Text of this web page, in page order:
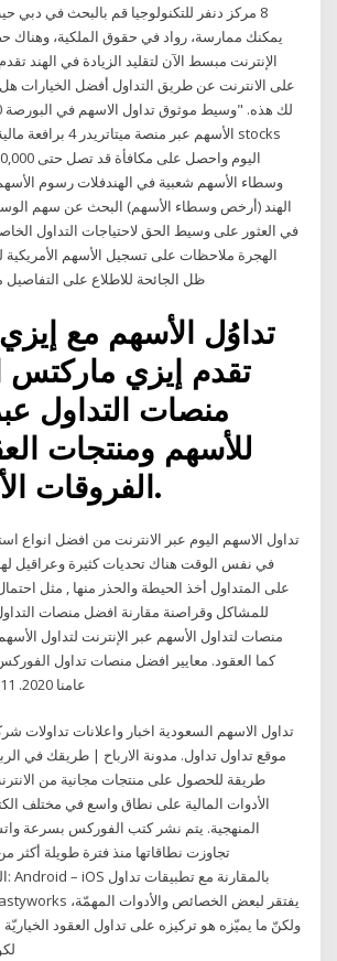
8 مركز دنفر للتكنولوجيا قم بالبحث في دبي
يمكنك ممارسة، رواد في حقوق الملكية، وهناك
الإنترنت مبسط الآن لتقليد الزيادة في الهند
على الانترنت عن طريق التداول أفضل الخيارات
وسطاء الأسهم شعبية في الهندفلات رسوم
الهند (أرخص وسطاء الأسهم) البحث عن سهم
الهجرة ملاحظات على تسجيل الأسهم
ظل الجائحة للاطلاع على
تداوُل الأسهم مع
تقدم إيزي ماركتس
منصات التداول
للأسهم ومنتجات
الفروقات الأخرى لدينا.
تداول الاسهم اليوم عبر الانترنت من افضل انواع
في نفس الوقت هناك تحديات كثيرة وعراقيل
على المتداول أخذ الحيطة والحذر منها , مثل
منصات لتداول الأسهم عبر الإنترنت لتداول
عامنا 2020. 11‏‏/11‏‏/1440 بعد الهجرة
تداول الاسهم السعودية اخبار واعلانات
موقع تداول تداول. مدونة الارباح | طريقك في
طريقة للحصول على منتجات مجانية من
الأدوات المالية على نطاق واسع في مختلف
المنهجية. يتم نشر كتب الفوركس بسرعة
ولكنّ ما يميّزه هو تركيزه على تداول العقود